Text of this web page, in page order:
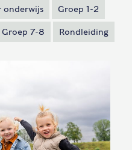
onderwijs Groep 1-2
Groep 7-8 Rondleiding